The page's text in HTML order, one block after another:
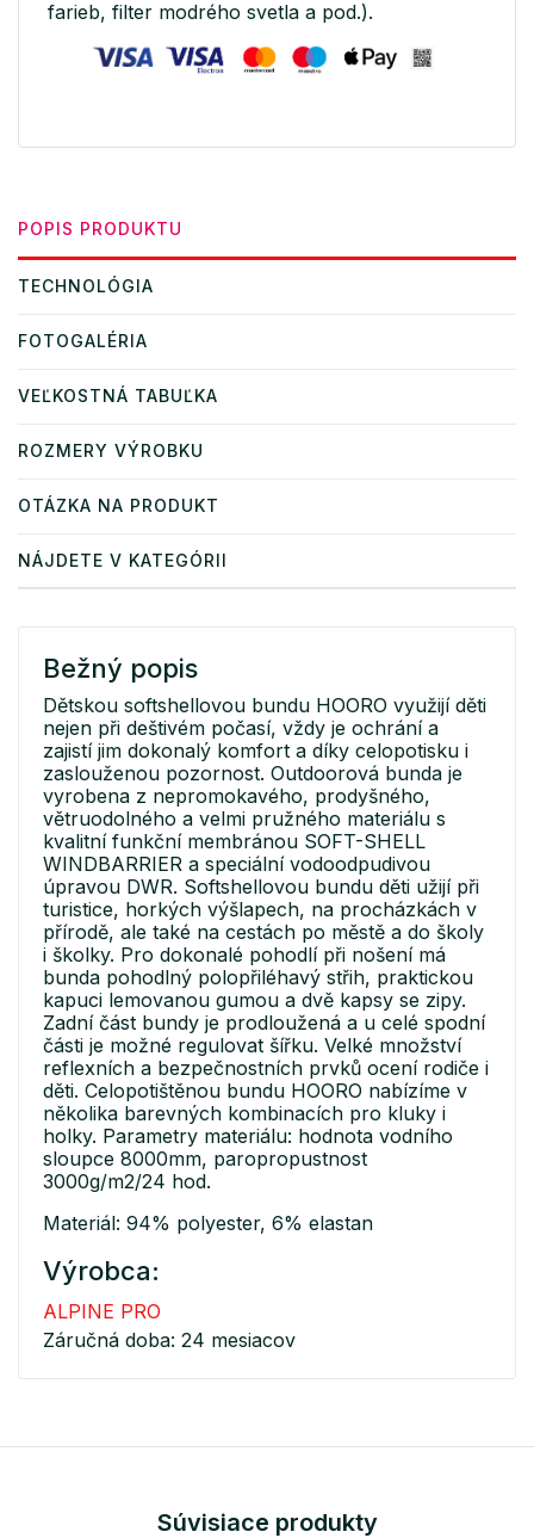
farieb, filter modrého svetla a pod.).
POPIS PRODUKTU
TECHNOLÓGIA
FOTOGALÉRIA
VEĽKOSTNÁ TABUĽKA
ROZMERY VÝROBKU
OTÁZKA NA PRODUKT
NÁJDETE V KATEGÓRII
Bežný popis
Dětskou softshellovou bundu HOORO využijí děti
nejen při deštivém počasí, vždy je ochrání a
zajistí jim dokonalý komfort a díky celopotisku i
zaslouženou pozornost. Outdoorová bunda je
vyrobena z nepromokavého, prodyšného,
větruodolného a velmi pružného materiálu s
kvalitní funkční membránou SOFT-SHELL
WINDBARRIER a speciální vodoodpudivou
úpravou DWR. Softshellovou bundu děti užijí při
turistice, horkých výšlapech, na procházkách v
přírodě, ale také na cestách po městě a do školy
i školky. Pro dokonalé pohodlí při nošení má
bunda pohodlný polopřiléhavý střih, praktickou
kapuci lemovanou gumou a dvě kapsy se zipy.
Zadní část bundy je prodloužená a u celé spodní
části je možné regulovat šířku. Velké množství
reflexních a bezpečnostních prvků ocení rodiče i
děti. Celopotištěnou bundu HOORO nabízíme v
několika barevných kombinacích pro kluky i
holky. Parametry materiálu: hodnota vodního
sloupce 8000mm, paropropustnost
3000g/m2/24 hod.
Materiál: 94% polyester, 6% elastan
Výrobca:
ALPINE PRO
Záručná doba: 24 mesiacov
Súvisiace produkty